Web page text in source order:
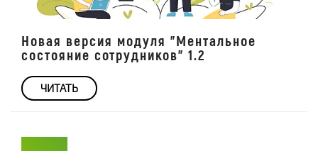
Новая версия модуля "Ментальное
состояние сотрудников" 1.2
ЧИТАТЬ